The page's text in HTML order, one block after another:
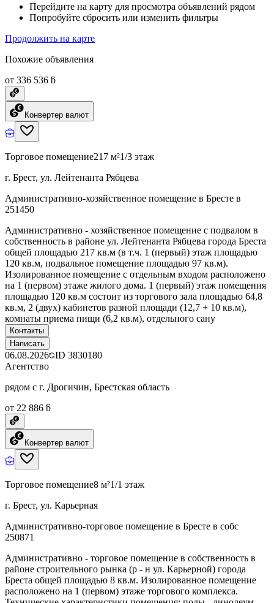
Перейдите на карту для просмотра объявлений рядом
Попробуйте сбросить или изменить фильтры
Продолжить на карте
Похожие объявления
от 336 536 ƃ
Конвертер валют
Торговое помещение217 м²1/3 этаж
г. Брест, ул. Лейтенанта Рябцева
Административно-хозяйственное помещение в Бресте в
251450
Административно - хозяйственное помещение с подвалом в
собственность в районе ул. Лейтенанта Рябцева города Бреста
общей площадью 217 кв.м (в т.ч. 1 (первый) этаж площадью
120 кв.м, подвальное помещение площадью 97 кв.м).
Изолированное помещение с отдельным входом расположено
на 1 (первом) этаже жилого дома. 1 (первый) этаж помещения
площадью 120 кв.м состоит из торгового зала площадью 64,8
кв.м, 2 (двух) кабинетов разной площади (12,7 + 10 кв.м),
комнаты приема пищи (6,2 кв.м), отдельного сану
Контакты
Написать
06.08.2026 ID 3830180
Агентство
рядом с г. Дрогичин, Брестская область
от 22 886 ƃ
Конвертер валют
Торговое помещение8 м²1/1 этаж
г. Брест, ул. Карьерная
Административно-торговое помещение в Бресте в собс
250871
Административно - торговое помещение в собственность в
районе строительного рынка (р - н ул. Карьерной) города
Бреста общей площадью 8 кв.м. Изолированное помещение
расположено на 1 (первом) этаже торгового комплекса.